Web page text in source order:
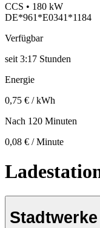
CCS • 180 kW
DE*961*E0341*1184
Verfügbar
seit 3:17 Stunden
Energie
0,75 € / kWh
Nach 120 Minuten
0,08 € / Minute